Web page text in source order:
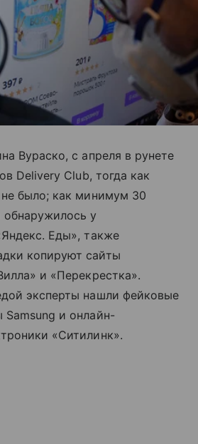
Вураско, с апреля в рунете
Delivery Club, тогда как
было; как минимум 30
у
Еды», также
копируют сайты
и «Перекрестка».
эксперты нашли фейковые
Samsung и онлайн-
«Ситилинк».